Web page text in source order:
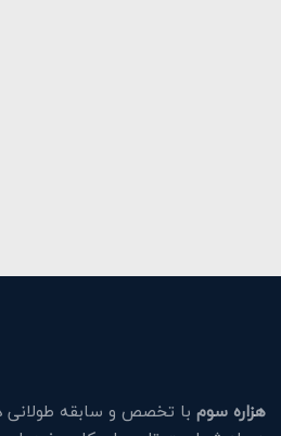
هزاره سومبا تخصص و سابقه طولانی